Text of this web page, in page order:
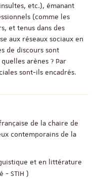
etc.), émanant
(comme les
et tenus dans des
aux réseaux sociaux en
de discours sont
arènes ? Par
sont-ils encadrés.
de la chaire de
contemporains de la
et en littérature
- STIH )